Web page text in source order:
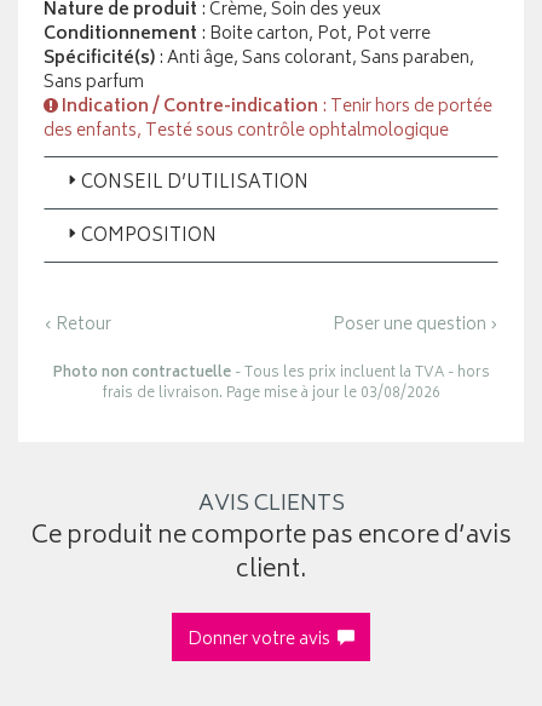
Nature de produit : Crème, Soin des yeux
Conditionnement : Boite carton, Pot, Pot verre
Spécificité(s): Anti âge, Sans colorant, Sans paraben,
Sans parfum
Indication / Contre-indication : Tenir hors de portée
des enfants, Testé sous contrôle ophtalmologique
CONSEIL D’UTILISATION
COMPOSITION
‹ Retour Poser une question ›
Photo non contractuelle- Tous les prix incluent la TVA - hors
frais de livraison. Page mise à jour le 03/08/2026
AVIS CLIENTS
Ce produit ne comporte pas encore d’avis
client.
Donner votre avis